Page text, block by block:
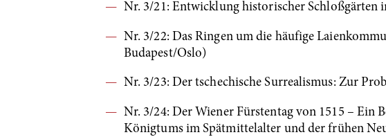
Nr. 3/21: Entwicklung historischer Schloßgärten
Nr. 3/22: Das Ringen um die häufige
Budapest/Oslo)
Nr. 3/23: Der tschechische Surrealismus: Zur
Nr. 3/24: Der Wiener Fürstentag von 1515 – Ein
Königtums im Spätmittelalter und der frühen